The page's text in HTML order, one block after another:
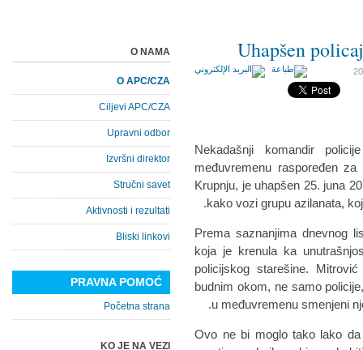
Uhapšen
Nekadašnji komandir
međuvremenu raspoređen
Krupnju, je uhapšen 25. juna
kako vozi grupu azilanata,
Prema saznanjima dnevnog
koja je krenula ka
policijskog starešine.
budnim okom, ne samo
u međuvremenu smenjeni
"Ovo ne bi moglo tako lako
O NAMA
O APC/CZA
Ciljevi APC/CZA
Upravni odbor
Izvršni direktor
Stručni savet
Aktivnosti i rezultati
Bliski linkovi
PRAVNA POMOĆ
Početna strana
KO JE NA VEZI